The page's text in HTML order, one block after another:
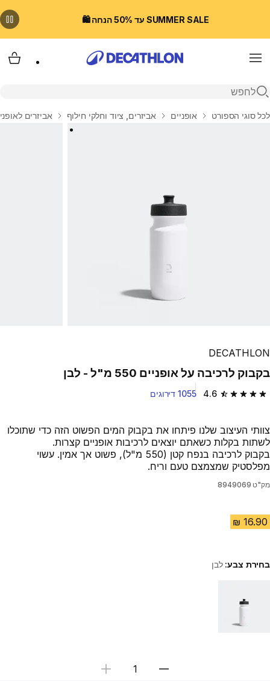
SUMMER SALE עד 50% הנחה 🛍️
Menu
פתיחת חיפוש
בית
לכל סוגי הספורט אופניים אביזרים, ציוד וחלקי חילוף אביזרים
DECATHLON
בקבוק לרכיבה על אופניים 550 מ"ל - לבן
4.6 4.6 out of 5 stars from 1055 reviews 1055 דירוגים
צוותי העיצוב שלנו פיתחו את בקבוק המים הפשוט הזה כדי שתוכלו
לשתות בקלות כשאתם יוצאים לרכיבות אופניים קצרות.
בקבוק לרכיבה בנפח קטן (550 מ"ל), פשוט אך אמין. עשוי
מפלסטיק שמצמצם טעם וריח.
מק"ט 8949069
בחירת צבע:לבן
בחירת כמות